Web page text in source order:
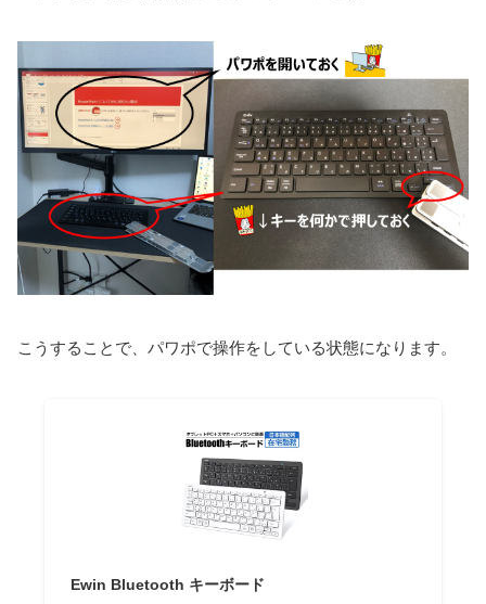
こうすることで、パワポで操作をしている状態になります。
Ewin Bluetooth キーボード